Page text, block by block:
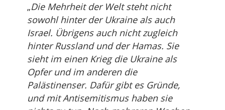
„Die Mehrheit der Welt steht nicht
sowohl hinter der Ukraine als auch
Israel. Übrigens auch nicht zugleich
hinter Russland und der Hamas. Sie
sieht im einen Krieg die Ukraine als
Opfer und im anderen die
Palästinenser. Dafür gibt es Gründe,
und mit Antisemitismus haben sie